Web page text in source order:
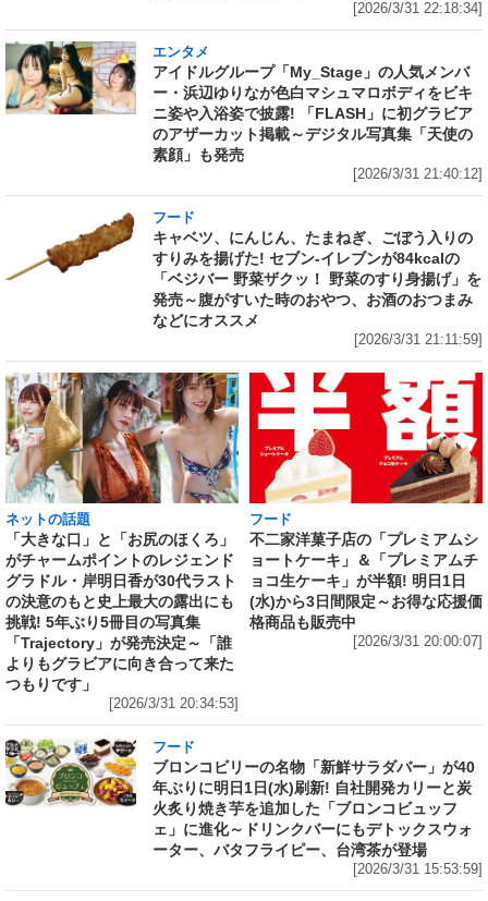
[2026/3/31 22:18:34]
エンタメ
アイドルグループ「My_Stage」の人気メンバ
ー・浜辺ゆりなが色白マシュマロボディをビキ
ニ姿や入浴姿で披露! 「FLASH」に初グラビア
のアザーカット掲載～デジタル写真集「天使の
素顔」も発売
[2026/3/31 21:40:12]
フード
キャベツ、にんじん、たまねぎ、ごぼう入りの
すりみを揚げた! セブン‐イレブンが84kcalの
「ベジバー 野菜ザクッ！ 野菜のすり身揚げ」を
発売～腹がすいた時のおやつ、お酒のおつまみ
などにオススメ
[2026/3/31 21:11:59]
ネットの話題
「大きな口」と「お尻のほくろ」
がチャームポイントのレジェンド
グラドル・岸明日香が30代ラスト
の決意のもと史上最大の露出にも
挑戦! 5年ぶり5冊目の写真集
「Trajectory」が発売決定～「誰
よりもグラビアに向き合って来た
つもりです」
[2026/3/31 20:34:53]
フード
不二家洋菓子店の「プレミアムシ
ョートケーキ」＆「プレミアムチ
ョコ生ケーキ」が半額! 明日1日
(水)から3日間限定～お得な応援価
格商品も販売中
[2026/3/31 20:00:07]
フード
ブロンコビリーの名物「新鮮サラダバー」が40
年ぶりに明日1日(水)刷新! 自社開発カリーと炭
火炙り焼き芋を追加した「ブロンコビュッフ
ェ」に進化～ドリンクバーにもデトックスウォ
ーター、バタフライピー、台湾茶が登場
[2026/3/31 15:53:59]